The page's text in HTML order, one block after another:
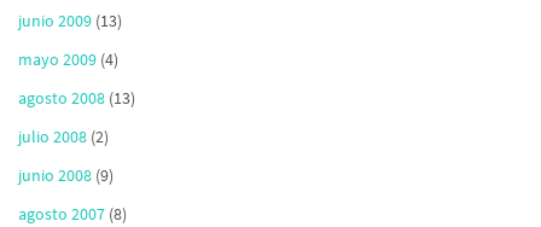
junio 2009 (13)
mayo 2009 (4)
agosto 2008 (13)
julio 2008 (2)
junio 2008 (9)
agosto 2007 (8)